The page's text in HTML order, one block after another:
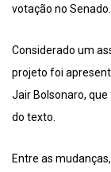
votação no Senado.
Considerado um
projeto foi
Jair Bolsonaro,
do texto.
Entre as